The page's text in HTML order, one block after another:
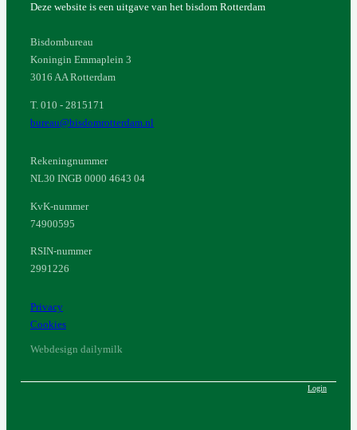
Deze website is een uitgave van het bisdom Rotterdam
Bisdombureau
Koningin Emmaplein 3
3016 AA Rotterdam
T. 010 - 2815171
bureau@bisdomrotterdam.nl
Rekeningnummer
NL30 INGB 0000 4643 04
KvK-nummer
74900595
RSIN-nummer
2991226
Privacy
Cookies
Webdesign dailymilk
Login